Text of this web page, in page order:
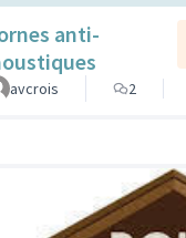
anti-
avcrois
2